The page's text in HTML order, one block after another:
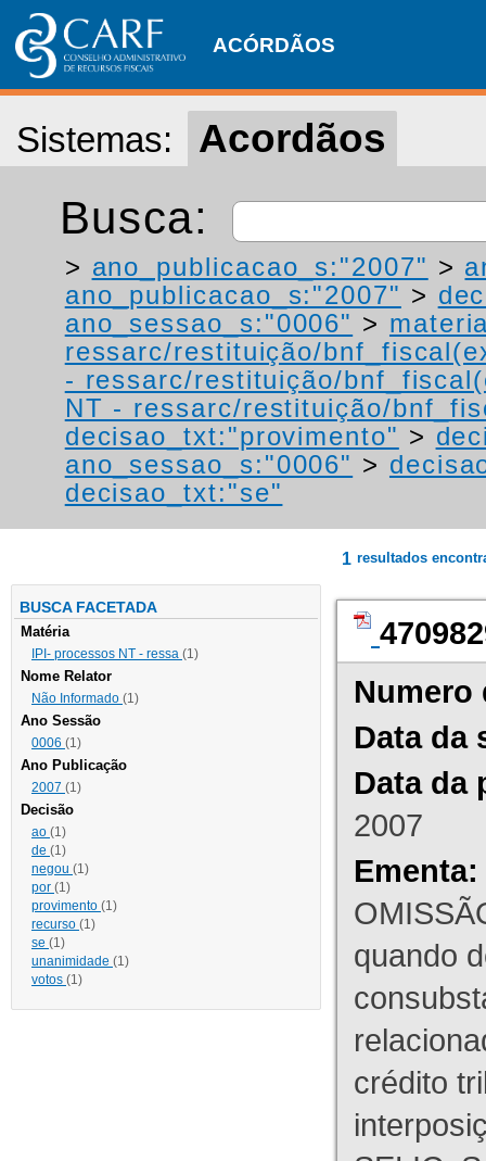
ACÓRDÃOS
Sistemas: Acordãos
Busca:
> ano_publicacao_s:"2007" >
ano_publicacao_s:"2007" >
ano_sessao_s:"0006" >
ressarc/restituição/
- ressarc/restituição/
NT - ressarc/restituição/
decisao_txt:"provimento" >
ano_sessao_s:"0006" >
decisao_txt:"se"
BUSCA FACETADA
Matéria
IPI- processos NT - ressa (1)
Nome Relator
Não Informado (1)
Ano Sessão
0006 (1)
Ano Publicação
2007 (1)
Decisão
ao (1)
de (1)
negou (1)
por (1)
provimento (1)
recurso (1)
se (1)
unanimidade (1)
votos (1)
1 resultados
Numero
Data da
Data da
2007
Ementa:
quando
crédito